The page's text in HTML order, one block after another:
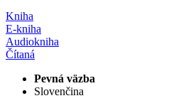
Kniha
E-kniha
Audiokniha
Čítaná
Pevná väzba
Slovenčina